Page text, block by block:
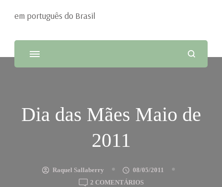
em português do Brasil
Dia das Mães Maio de
2011
Raquel Sallaberry
08/05/2011
2 COMENTÁRIOSEM